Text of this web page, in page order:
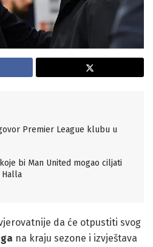
Premier League klubu u
bi Man United mogao ciljati
Halla
da će otpustiti svog
na kraju sezone i izvještava